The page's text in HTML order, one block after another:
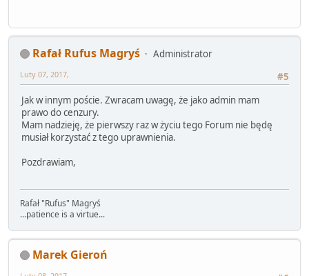
Rafał Rufus Magryś
Administrator
#5
Luty 07, 2017,
Jak w innym poście. Zwracam uwagę, że jako admin mam
prawo do cenzury.
Mam nadzieję, że pierwszy raz w życiu tego Forum nie będę
musiał korzystać z tego uprawnienia.
Pozdrawiam,
Rafał "Rufus" Magryś
...patience is a virtue...
Marek Gieroń